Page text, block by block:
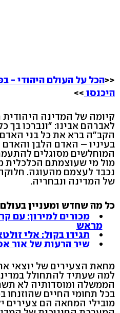
<<הכל על העולם היהודי -
היכנסו >>
קיומה של המדינה
לאברהם אבינו: "ונברכו
הקב"ה ברא את כל בני האדם
בעיניו – האדם הלבן
המוחלשים מסוגלים
מול מי שעוצמתם הכלכלית
נכבד לעצמם מהעוגה.
של המדינה ונבחריה.
כל מה שחדש ומעניין בעולם
מכורים למירון: עם
מראש
תגידו בקול: אלי
שיר הרעות של אור
מחאת הצעירים של יוצאי
למה שעתיד להתחולל
הממשלה ומוסדותיה לא
בכל תחומי החיים
מובילי המחאה הם צעירים